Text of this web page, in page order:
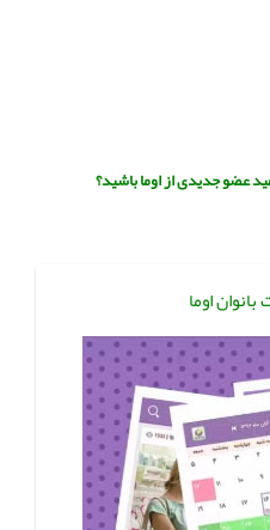
عضو جدیدی از اوما باشید؟
اوما